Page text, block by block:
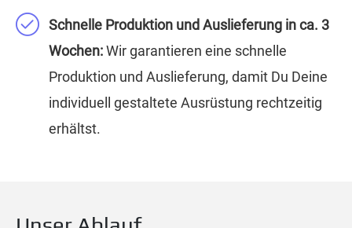
Schnelle Produktion und Auslieferung in ca. 3
Wochen: Wir garantieren eine schnelle
Produktion und Auslieferung, damit Du Deine
individuell gestaltete Ausrüstung rechtzeitig
erhältst.